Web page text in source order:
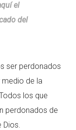
el
del
ser perdonados
de la
los que
perdonados de
Dios.